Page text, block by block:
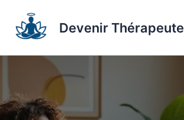
contenu
Devenir Thérapeute